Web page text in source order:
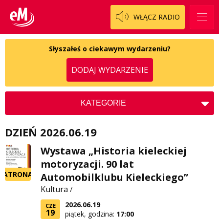
WŁĄCZ RADIO
Włoszczowski
Cały ten sport
Dzieciaki Cudaki
Fascynująca nauka
Modna kultura
Pacjent, którego nie zapomnę
Pasjonaci
Piąta strona świata
Prawdę mówiąc
Słowo Dnia
Koncert życzeń
Regulamin programu Patron
Logo do pobrania
Regulamin konkursów
Regulamin przesyłania materiałów
Regulamin sklepu internetowego
Regulamin darowizn
Słyszałeś o ciekawym wydarzeniu?
DODAJ WYDARZENIE
KATEGORIE
Kościół
Charytatywne
Społeczne
Zdrowie
DZIEŃ 2026.06.19
Wystawa „Historia kieleckiej
motoryzacji. 90 lat
Automobilklubu Kieleckiego”
Kultura /
CZE
19
2026.06.19
piątek, godzina: 17:00